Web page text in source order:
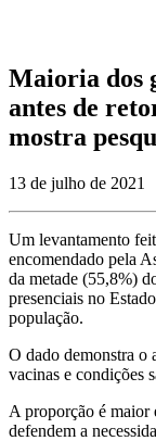
Maioria dos
antes de
mostra
13 de julho de 2021
Um levantamento
encomendado pela
da metade (55,8%)
presenciais no
população.
O dado demonstra o
vacinas e condições
A proporção é maior
defendem a